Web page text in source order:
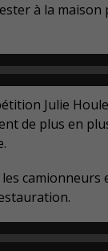
à la maison
Julie
de plus en
les camionneurs